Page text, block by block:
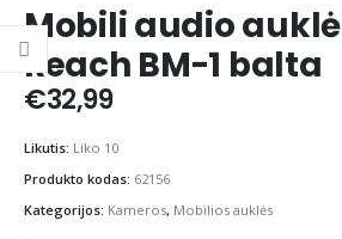
Mobili audio auklė
Reach BM-1 balta
€32,99
Likutis: Liko 10
Produkto kodas: 62156
Kategorijos: Kameros, Mobilios auklės